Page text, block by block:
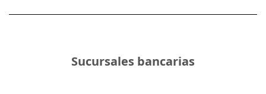
Sucursales bancarias